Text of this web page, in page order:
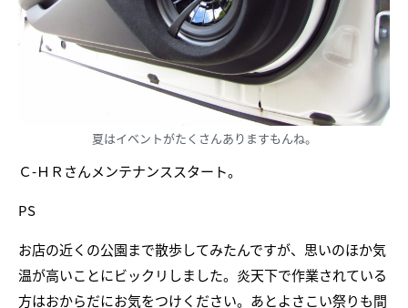
夏はイベントがたくさんありますもんね。
Ｃ-ＨＲさんメンテナンススタート。
PS
お店の近くの公園まで散歩してみたんですが、思いのほか気
温が高いことにビックリしました。炎天下で作業されている
方はおからだにお気をつけください。あとよさこい祭りも間